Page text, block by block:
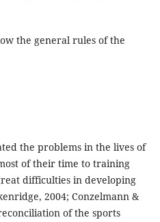
the general rules of the
the problems in the lives of
of their time to training
difficulties in developing
2004; Conzelmann &
of the sports